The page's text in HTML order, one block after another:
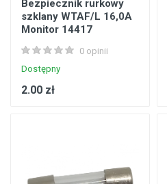
Bezpiecznik rurkowy
szklany WTAF/L 16,0A
Monitor 14417
0 opinii
Dostępny
2.00 zł